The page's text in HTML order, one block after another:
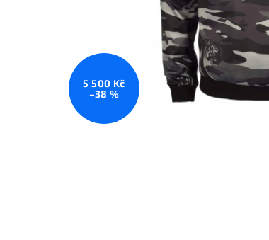
5 500 Kč
–38 %